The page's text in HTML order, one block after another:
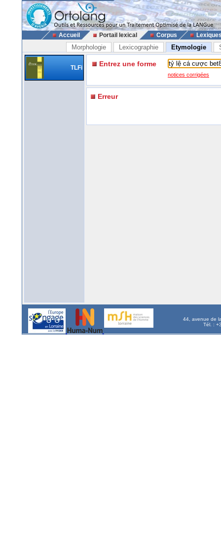
Accueil Portail lexical Corpus
Morphologie Lexicographie Etymologie
TLFi Entrez une forme
notices corrigées
Erreur
44, avenue de
Tél. :